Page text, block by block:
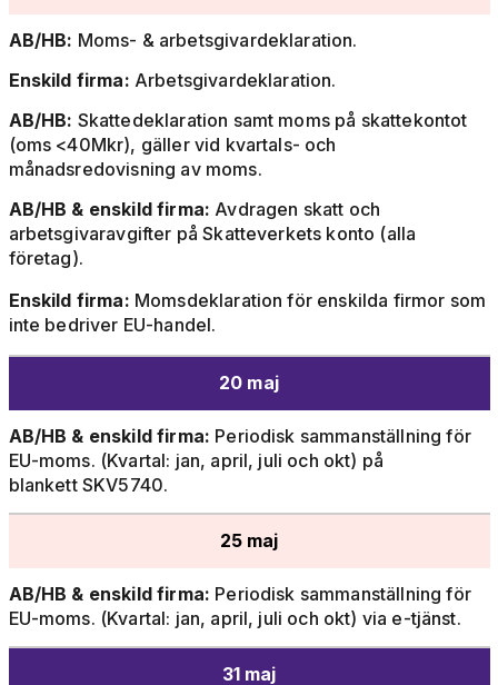
AB/HB: Moms- & arbetsgivardeklaration.
Enskild firma: Arbetsgivardeklaration.
AB/HB: Skattedeklaration samt moms på skattekontot
(oms <40Mkr), gäller vid kvartals- och
månadsredovisning av moms.
AB/HB & enskild firma: Avdragen skatt och
arbetsgivaravgifter på Skatteverkets konto (alla
företag).
Enskild firma: Momsdeklaration för enskilda firmor som
inte bedriver EU-handel.
20 maj
AB/HB & enskild firma: Periodisk sammanställning för
EU-moms. (Kvartal: jan, april, juli och okt) på
blankett SKV5740.
25 maj
AB/HB & enskild firma: Periodisk sammanställning för
EU-moms. (Kvartal: jan, april, juli och okt) via e-tjänst.
31 maj